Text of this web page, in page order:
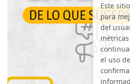
Este
para
del
el uso